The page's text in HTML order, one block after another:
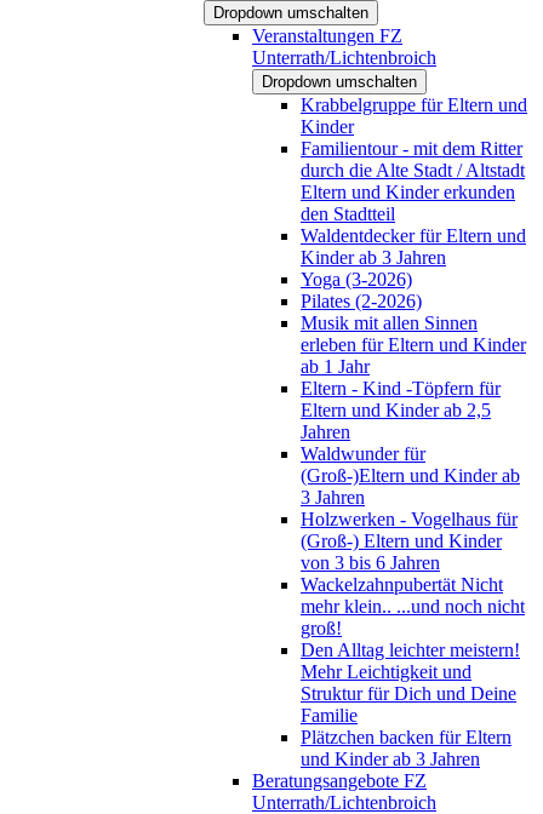
Dropdown umschalten
Veranstaltungen FZ
Unterrath/Lichtenbroich
Dropdown umschalten
Krabbelgruppe für Eltern und
Kinder
Familientour - mit dem Ritter
durch die Alte Stadt / Altstadt
Eltern und Kinder erkunden
den Stadtteil
Waldentdecker für Eltern und
Kinder ab 3 Jahren
Yoga (3-2026)
Pilates (2-2026)
Musik mit allen Sinnen
erleben für Eltern und Kinder
ab 1 Jahr
Eltern - Kind -Töpfern für
Eltern und Kinder ab 2,5
Jahren
Waldwunder für
(Groß-)Eltern und Kinder ab
3 Jahren
Holzwerken - Vogelhaus für
(Groß-) Eltern und Kinder
von 3 bis 6 Jahren
Wackelzahnpubertät Nicht
mehr klein.. ...und noch nicht
groß!
Den Alltag leichter meistern!
Mehr Leichtigkeit und
Struktur für Dich und Deine
Familie
Plätzchen backen für Eltern
und Kinder ab 3 Jahren
Beratungsangebote FZ
Unterrath/Lichtenbroich